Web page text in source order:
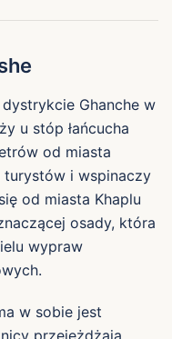
Ghanche w
u stóp łańcucha
od miasta
turystów i wspinaczy
od miasta Khaplu
osady, która
wypraw
w sobie jest
przejeżdżają